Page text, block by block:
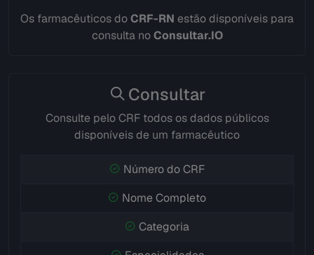
Os farmacêuticos doCRF-RN estão disponíveis para
consulta noConsultar.IO
Consultar
Consulte pelo CRF todos os dados públicos
disponíveis de um farmacêutico
Número do CRF
Nome Completo
Categoria